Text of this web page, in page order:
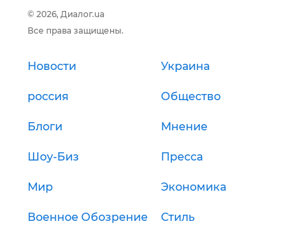
© 2026, Диалог.ua
Все права защищены.
Новости Украина
россия Общество
Блоги Мнение
Шоу-Биз Пресса
Мир Экономика
Военное Обозрение Стиль